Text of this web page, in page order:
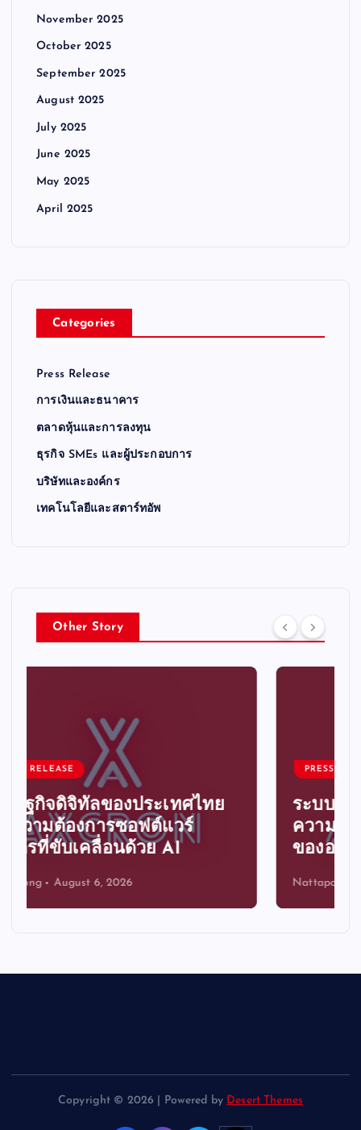
November 2025
October 2025
September 2025
August 2025
July 2025
June 2025
May 2025
April 2025
Categories
Press Release
การเงินและธนาคาร
ตลาดหุ้นและการลงทุน
ธุรกิจ SMEs และผู้ประกอบการ
บริษัทและองค์กร
เทคโนโลยีและสตาร์ทอัพ
Other Story
PRESS RELEASE
ระบบอัตโนมัติอัจฉริยะ ก้าวสู่
ความได้เปรียบทางการแข่งขัน
ขององค์กรไทย
Nattapong August 6, 2026
Copyright © 2026 | Powered by Desert Themes